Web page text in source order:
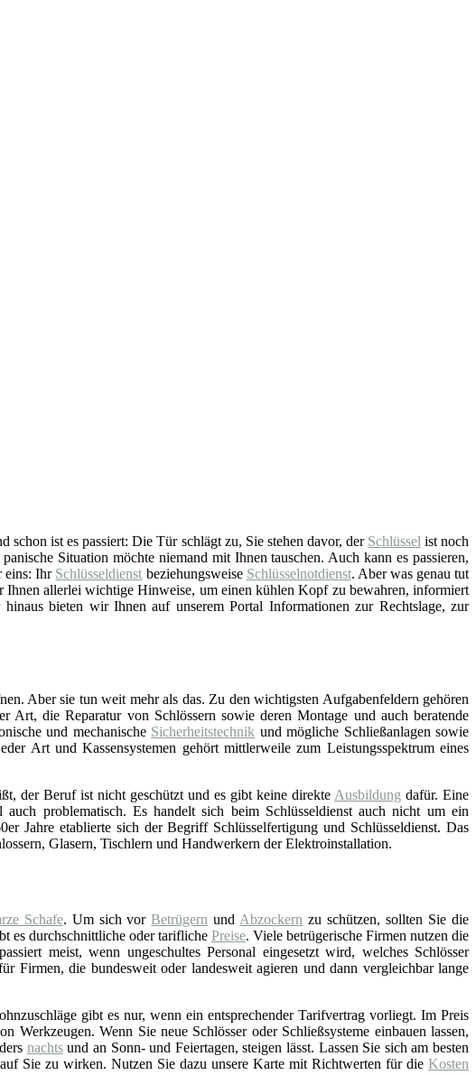
ist es passiert: Die Tür schlägt zu, Sie stehen davor, der Schlüssel ist noch
Situation möchte niemand mit Ihnen tauschen. Auch kann es passieren,
eins: Ihr Schlüsseldienst beziehungsweise Schlüsselnotdienst. Aber was genau tut
allerlei wichtige Hinweise, um einen kühlen Kopf zu bewahren, informiert
bieten wir Ihnen auf unserem Portal Informationen zur Rechtslage, zur
Aber sie tun weit mehr als das. Zu den wichtigsten Aufgabenfeldern gehören
die Reparatur von Schlössern sowie deren Montage und auch beratende
und mechanische Sicherheitstechnik und mögliche Schließanlagen sowie
Art und Kassensystemen gehört mittlerweile zum Leistungsspektrum eines
der Beruf ist nicht geschützt und es gibt keine direkte Ausbildung dafür. Eine
problematisch. Es handelt sich beim Schlüsseldienst auch nicht um ein
Jahre etablierte sich der Begriff Schlüsselfertigung und Schlüsseldienst. Das
Glasern, Tischlern und Handwerkern der Elektroinstallation.
Schafe. Um sich vorBetrügern undAbzockern zu schützen, sollten Sie die
es durchschnittliche oder tarifliche Preise. Viele betrügerische Firmen nutzen die
meist, wenn ungeschultes Personal eingesetzt wird, welches Schlösser
Firmen, die bundesweit oder landesweit agieren und dann vergleichbar lange
gibt es nur, wenn ein entsprechender Tarifvertrag vorliegt. Im Preis
Wenn Sie neue Schlösser oder Schließsysteme einbauen lassen,
nachtsund an Sonn- und Feiertagen, steigen lässt. Lassen Sie sich am besten
Sie zu wirken. Nutzen Sie dazu unsere Karte mit Richtwerten für die Kosten